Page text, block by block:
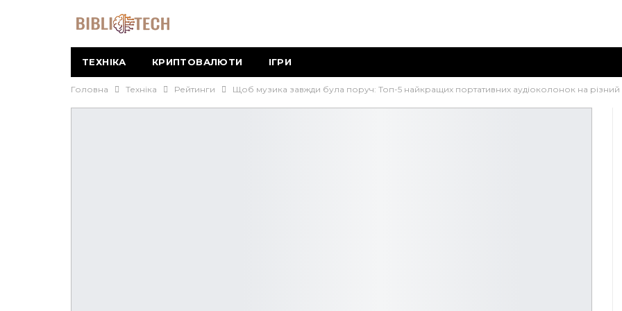
ТЕХНІКА КРИПТОВАЛЮТИ ІГРИ
Головна Техніка Рейтинги Щоб музика завжди була поруч: Топ-5 найкращих портативних аудіоколонок на